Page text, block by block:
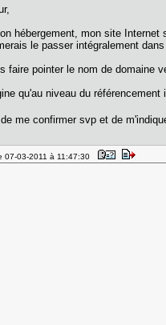
hébergement, mon site
le passer intégralement
faire pointer le nom de domaine
qu'au niveau du
me confirmer svp et de
07-03-2011 à 11:47:30